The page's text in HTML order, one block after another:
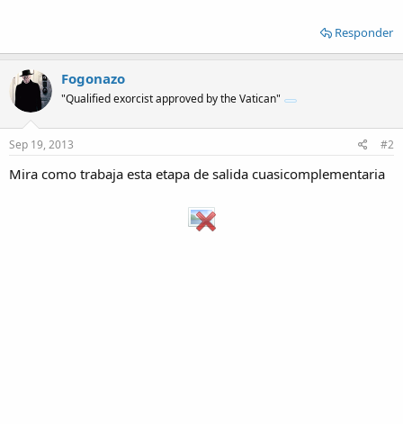
Responder
Fogonazo
"Qualified exorcist approved by the Vatican"
Sep 19, 2013 #2
Mira como trabaja esta etapa de salida cuasicomplementaria